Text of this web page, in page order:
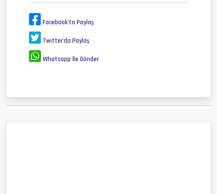
Facebook'ta Paylaş
Twitter'da Paylaş
Whatsapp İle Gönder